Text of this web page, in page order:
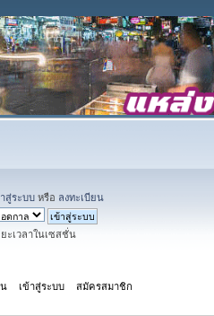
สู่ระบบ หรือ ลงทะเบียน
ะเวลาในเซสชั่น
เข้าสู่ระบบ สมัครสมาชิก